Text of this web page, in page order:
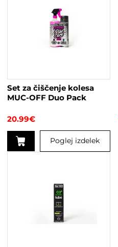
Set za čiščenje kolesa
MUC-OFF Duo Pack
20.99€
Poglej izdelek